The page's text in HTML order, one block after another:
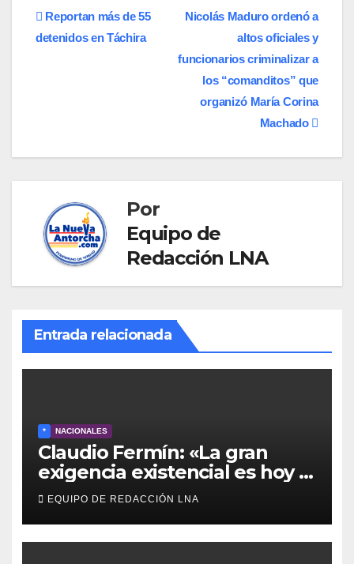
Navegación
Nicolás Maduro ordenó a
altos oficiales y
funcionarios criminalizar a
los “comanditos” que
organizó María Corina
Machado
Reportan más de 55
detenidos en Táchira
Por
Equipo de
Redacción LNA
Entrada relacionada
* NACIONALES
Claudio Fermín: «La gran
exigencia existencial es hoy la
defensa de la soberanía»
EQUIPO DE REDACCIÓN LNA